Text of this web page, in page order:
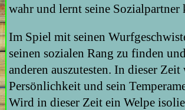
wahr und lernt seine Sozialpartner
Im Spiel mit seinen
seinen sozialen Rang zu finden
anderen auszutesten. In dieser
Persönlichkeit und sein
Wird in dieser Zeit ein Welpe